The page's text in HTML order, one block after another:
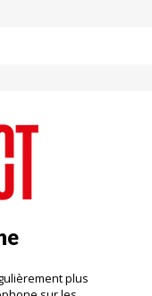
plus